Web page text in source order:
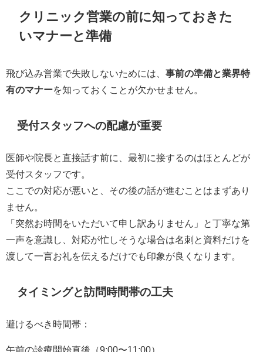
クリニック営業の前に知っておきた
いマナーと準備
飛び込み営業で失敗しないためには、 事前の準備と業界特
有のマナーを知っておくことが欠かせません。
受付スタッフへの配慮が重要
医師や院長と直接話す前に、最初に接するのはほとんどが
受付スタッフです。
ここでの対応が悪いと、その後の話が進むことはまずあり
ません。
「突然お時間をいただいて申し訳ありません」と丁寧な第
一声を意識し、対応が忙しそうな場合は名刺と資料だけを
渡して一言お礼を伝えるだけでも印象が良くなります。
タイミングと訪問時間帯の工夫
避けるべき時間帯：
午前の診療開始直後（9:00〜11:00）